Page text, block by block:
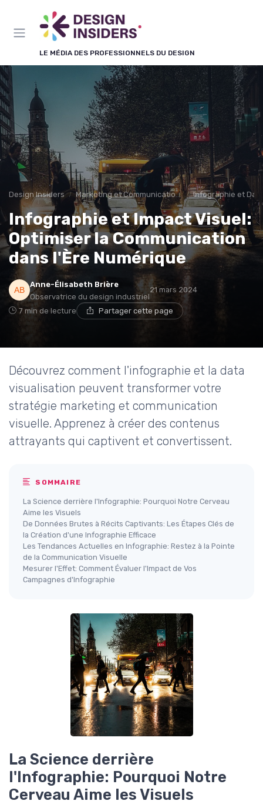
LE MÉDIA DES PROFESSIONNELS DU DESIGN
Design Insiders Marketing et Communication Visuelle Infographie et
Infographie et Impact Visuel:
Optimiser la Communication
dans l'Ère Numérique
Anne-Élisabeth Brière
Observatrice du design industriel
21 mars 2024
7 min de lecture Partager cette page
Découvrez comment l'infographie et la data
visualisation peuvent transformer votre
stratégie marketing et communication
visuelle. Apprenez à créer des contenus
attrayants qui captivent et convertissent.
SOMMAIRE
La Science derrière l'Infographie: Pourquoi Notre Cerveau
Aime les Visuels
De Données Brutes à Récits Captivants: Les Étapes Clés de
la Création d'une Infographie Efficace
Les Tendances Actuelles en Infographie: Restez à la Pointe
de la Communication Visuelle
Mesurer l'Effet: Comment Évaluer l'Impact de Vos
Campagnes d'Infographie
La Science derrière
l'Infographie: Pourquoi Notre
Cerveau Aime les Visuels